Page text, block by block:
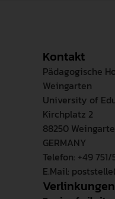
Kontakt
Pädagogische
Weingarten
University of
Kirchplatz 2
88250
GERMANY
Telefon: +49
E.Mail:
Verlinkungen